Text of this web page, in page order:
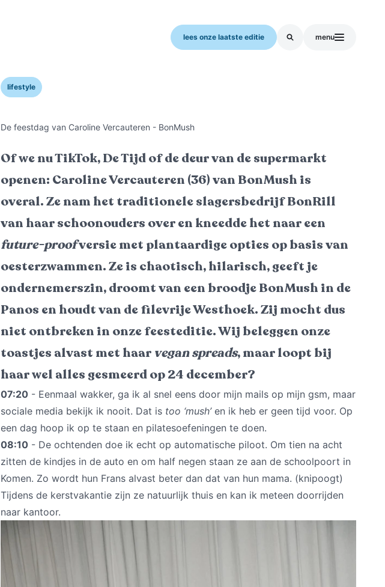
lees onze laatste editie menu
lifestyle
De feestdag van Caroline Vercauteren - BonMush
Of we nu TikTok, De Tijd of de deur van de supermarkt
openen: Caroline Vercauteren (36) van BonMush is
overal. Ze nam het traditionele slagersbedrijf BonRill
van haar schoonouders over en kneedde het naar een
future-proofversie met plantaardige opties op basis van
oesterzwammen. Ze is chaotisch, hilarisch, geeft je
ondernemerszin, droomt van een broodje BonMush in de
Panos en houdt van de filevrije Westhoek. Zij mocht dus
niet ontbreken in onze feesteditie. Wij beleggen onze
toastjes alvast met haar vegan spreads, maar loopt bij
haar wel alles gesmeerd op 24 december?
07:20 - Eenmaal wakker, ga ik al snel eens door mijn mails op mijn gsm, maar
sociale media bekijk ik nooit. Dat is too ‘mush’en ik heb er geen tijd voor. Op
een dag hoop ik op te staan en pilatesoefeningen te doen.
08:10 - De ochtenden doe ik echt op automatische piloot. Om tien na acht
zitten de kindjes in de auto en om half negen staan ze aan de schoolpoort in
Komen. Zo wordt hun Frans alvast beter dan dat van hun mama. (knipoogt)
Tijdens de kerstvakantie zijn ze natuurlijk thuis en kan ik meteen doorrijden
naar kantoor.